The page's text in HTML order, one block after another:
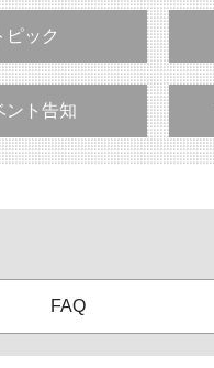
ピック
ント告知
FAQ